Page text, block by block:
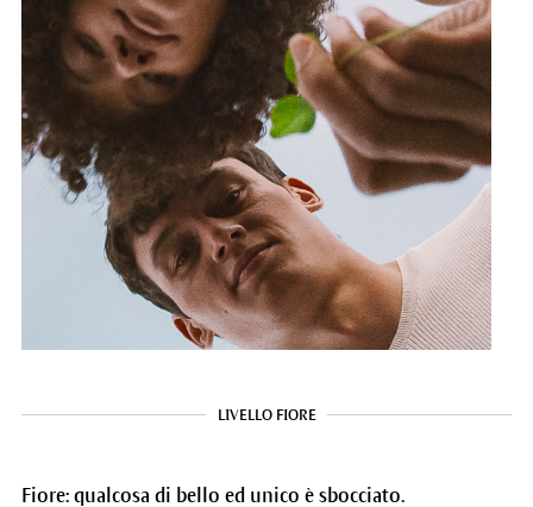
LIVELLO FIORE
Fiore: qualcosa di bello ed unico è sbocciato.